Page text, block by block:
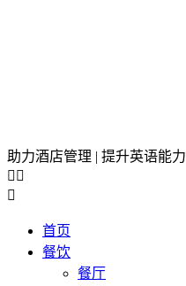
助力酒店管理 | 提升英语能力
 

首页
餐饮
餐厅